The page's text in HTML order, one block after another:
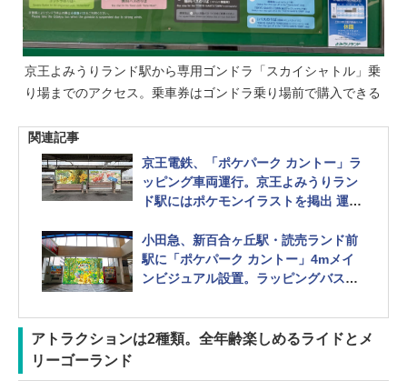
京王よみうりランド駅から専用ゴンドラ「スカイシャトル」乗
り場までのアクセス。乗車券はゴンドラ乗り場前で購入できる
関連記事
京王電鉄、「ポケパーク カントー」ラ
ッピング車両運行。京王よみうりラン
ド駅にはポケモンイラストを掲出 運営
小田急、新百合ヶ丘駅・読売ランド前
駅に「ポケパーク カントー」4mメイ
ンビジュアル設置。ラッピングバスも
アトラクションは2種類。全年齢楽しめるライドとメ
リーゴーランド